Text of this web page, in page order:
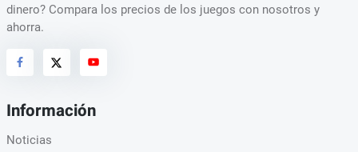
dinero? Compara los precios de los juegos con nosotros y
ahorra.
Información
Noticias